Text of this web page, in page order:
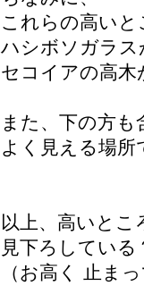
これらの高い
ハシボソガラ
セコイアの高木
また、下の方
よく見える場
以上、高いとこ
見下ろしている
（お高く 止ま